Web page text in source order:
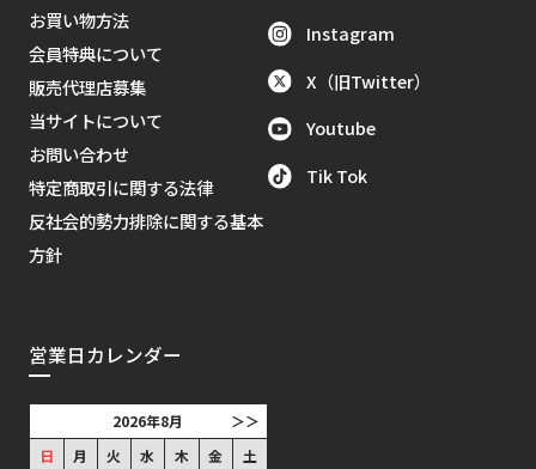
お買い物方法
会員特典について
販売代理店募集
当サイトについて
お問い合わせ
特定商取引に関する法律
反社会的勢力排除に関する基本
方針
Instagram
X（旧Twitter）
Youtube
Tik Tok
営業日カレンダー
＞＞
2026年8月
日
月 火 水 木 金 土